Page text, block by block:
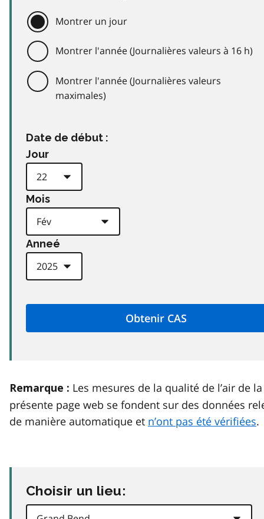
Montrer un jour
Montrer l'année (Journalières valeurs à 16 h)
Montrer l'année (Journalières valeurs
maximales)
Date de début :
Jour
Mois
Anneé
Remarque : Les mesures de la qualité de l’air de la
présente page web se fondent sur des données
de manière automatique et n’ont pas été vérifiées.
Choisir un lieu: